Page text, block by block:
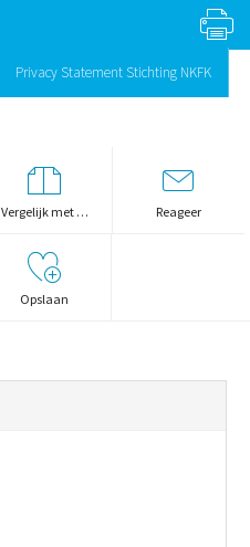
Privacy Statement Stichting NKFK
Vergelijk met … Reageer
Opslaan